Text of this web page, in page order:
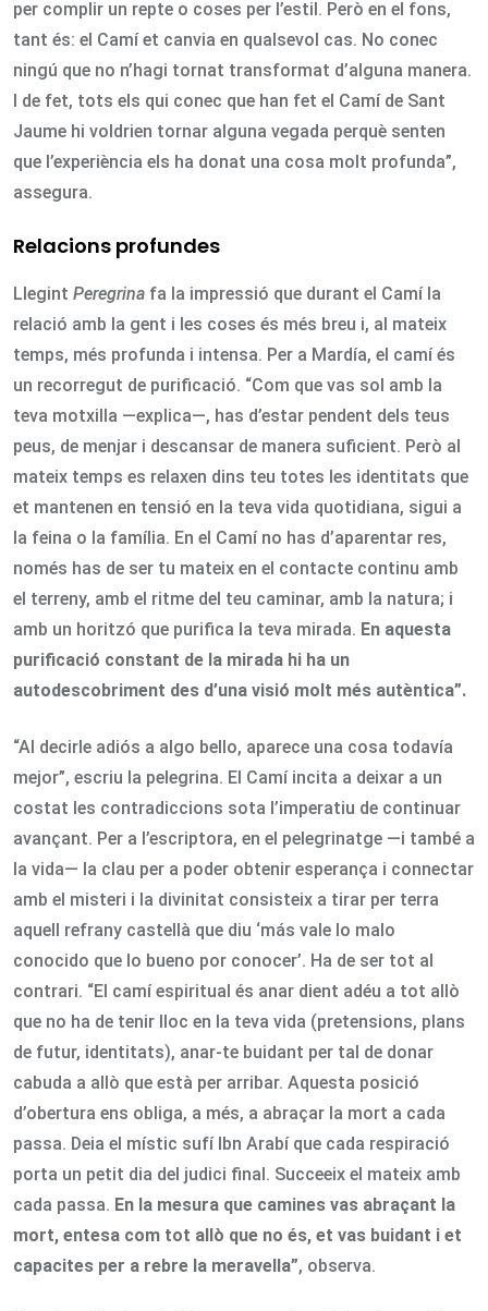
per complir un repte o coses per l’estil. Però en el fons,
tant és: el Camí et canvia en qualsevol cas. No conec
ningú que no n’hagi tornat transformat d’alguna manera.
I de fet, tots els qui conec que han fet el Camí de Sant
Jaume hi voldrien tornar alguna vegada perquè senten
que l’experiència els ha donat una cosa molt profunda”,
assegura.
Relacions profundes
Llegint Peregrina fa la impressió que durant el Camí la
relació amb la gent i les coses és més breu i, al mateix
temps, més profunda i intensa. Per a Mardía, el camí és
un recorregut de purificació. “Com que vas sol amb la
teva motxilla —explica—, has d’estar pendent dels teus
peus, de menjar i descansar de manera suficient. Però al
mateix temps es relaxen dins teu totes les identitats que
et mantenen en tensió en la teva vida quotidiana, sigui a
la feina o la família. En el Camí no has d’aparentar res,
només has de ser tu mateix en el contacte continu amb
el terreny, amb el ritme del teu caminar, amb la natura; i
amb un horitzó que purifica la teva mirada. En aquesta
purificació constant de la mirada hi ha un
autodescobriment des d’una visió molt més autèntica”.
“Al decirle adiós a algo bello, aparece una cosa todavía
mejor”, escriu la pelegrina. El Camí incita a deixar a un
costat les contradiccions sota l’imperatiu de continuar
avançant. Per a l’escriptora, en el pelegrinatge —i també a
la vida— la clau per a poder obtenir esperança i connectar
amb el misteri i la divinitat consisteix a tirar per terra
aquell refrany castellà que diu ‘más vale lo malo
conocido que lo bueno por conocer’. Ha de ser tot al
contrari. “El camí espiritual és anar dient adéu a tot allò
que no ha de tenir lloc en la teva vida (pretensions, plans
de futur, identitats), anar-te buidant per tal de donar
cabuda a allò que està per arribar. Aquesta posició
d’obertura ens obliga, a més, a abraçar la mort a cada
passa. Deia el místic sufí Ibn Arabí que cada respiració
porta un petit dia del judici final. Succeeix el mateix amb
cada passa. En la mesura que camines vas abraçant la
mort, entesa com tot allò que no és, et vas buidant i et
capacites per a rebre la meravella”, observa.